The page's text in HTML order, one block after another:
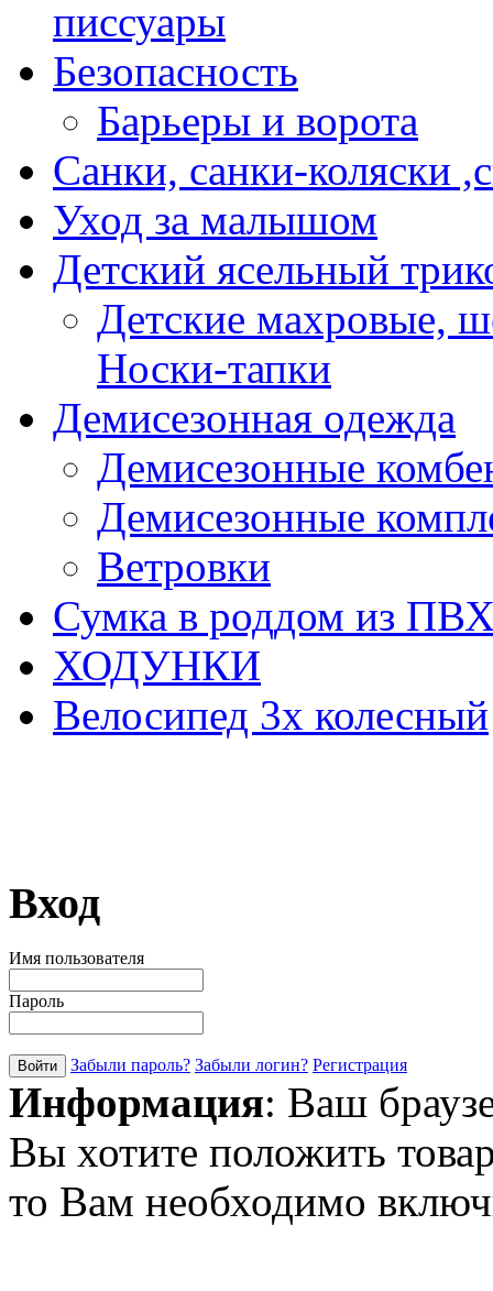
писсуары
Безопасность
Барьеры и ворота
Санки, санки-коляски
Уход за малышом
Детский ясельный
Детские махровые,
Носки-тапки
Демисезонная одежда
Демисезонные
Демисезонные
Ветровки
Сумка в роддом из
ХОДУНКИ
Велосипед 3х колесный
Вход
Имя пользователя
Пароль
Забыли пароль? Забыли логин? Регистрация
Информация: Ваш
Вы хотите положить
то Вам необходимо